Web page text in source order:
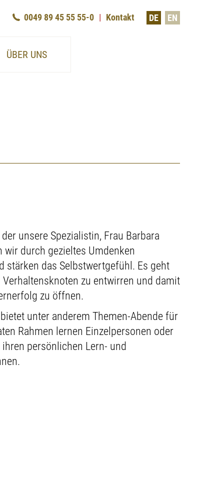
EN
DE
Kontakt
0049 89 45 55 55-0
ÜBER UNS
unsere Spezialistin, Frau Barbara
wir durch gezieltes Umdenken
stärken das Selbstwertgefühl. Es geht
zu entwirren und damit
zu öffnen.
unter anderem Themen-Abende für
Rahmen lernen Einzelpersonen oder
persönlichen Lern- und